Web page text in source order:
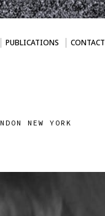
PUBLICATIONS CONTACT
NEW YORK